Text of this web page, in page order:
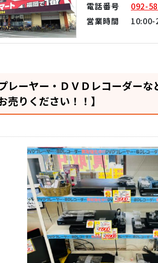
電話番号
092-
営業時間
10:00-
レーヤー・ＤＶＤレコーダー
売りください！！】